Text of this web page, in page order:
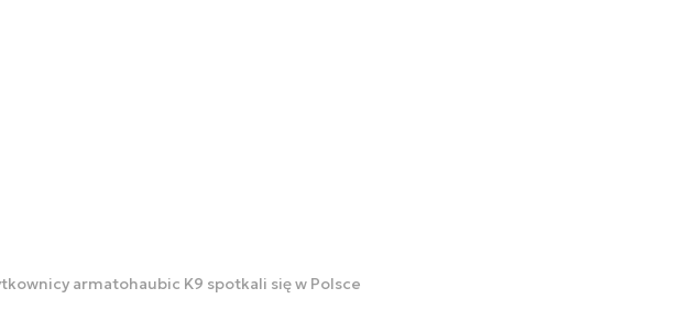
armatohaubic K9 spotkali się w Polsce